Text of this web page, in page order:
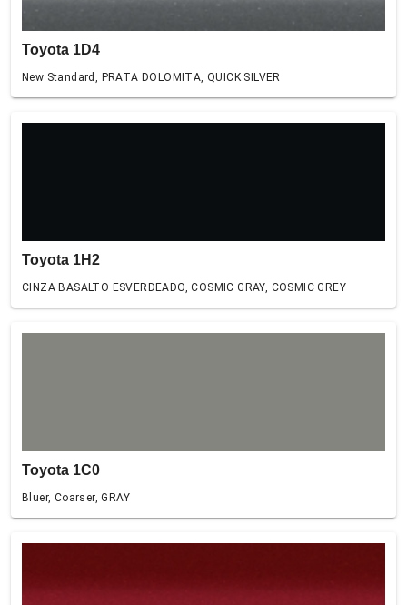
Toyota 1D4
New Standard, PRATA DOLOMITA, QUICK SILVER
Toyota 1H2
CINZA BASALTO ESVERDEADO, COSMIC GRAY, COSMIC GREY
Toyota 1C0
Bluer, Coarser, GRAY